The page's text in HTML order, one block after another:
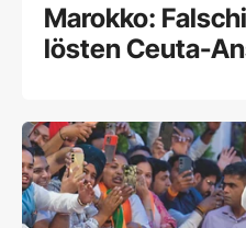
Marokko:
lösten Ceuta-